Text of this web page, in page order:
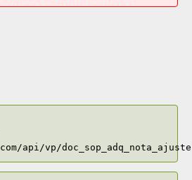
api/vp/doc_sop_adq_nota_ajuste